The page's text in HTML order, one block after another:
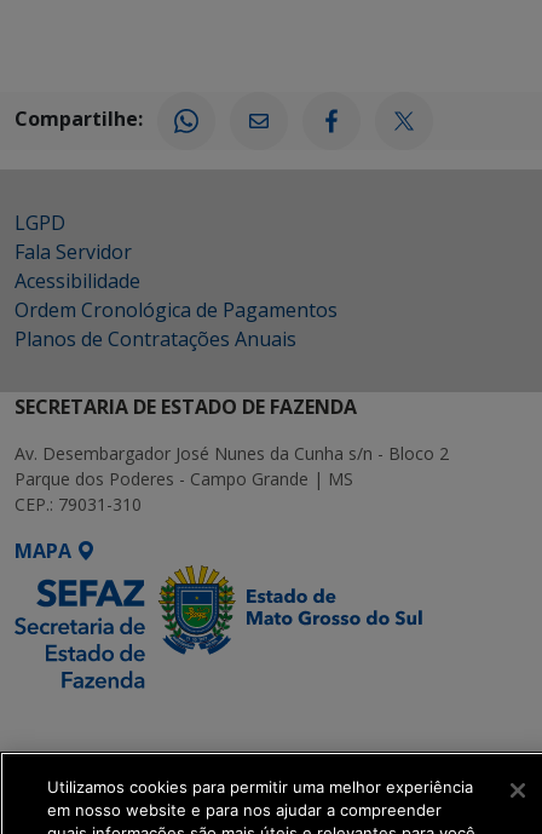
Compartilhe:
LGPD
Fala Servidor
Acessibilidade
Ordem Cronológica de Pagamentos
Planos de Contratações Anuais
SECRETARIA DE ESTADO DE FAZENDA
Av. Desembargador José Nunes da Cunha s/n - Bloco 2
Parque dos Poderes - Campo Grande | MS
CEP.: 79031-310
MAPA
Executiva de
Transformação Digital
Utilizamos cookies para permitir uma melhor experiência
em nosso website e para nos ajudar a compreender